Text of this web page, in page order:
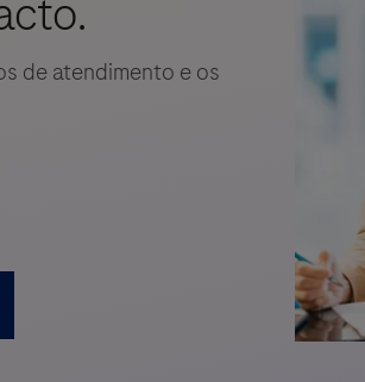
de atendimento e os